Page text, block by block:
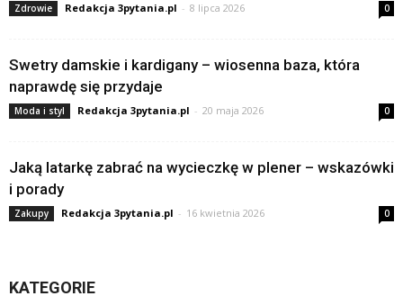
Zdrowie Redakcja 3pytania.pl - 8 lipca 2026 0
Swetry damskie i kardigany – wiosenna baza, która
naprawdę się przydaje
Moda i styl Redakcja 3pytania.pl - 20 maja 2026 0
Jaką latarkę zabrać na wycieczkę w plener – wskazówki
i porady
Zakupy Redakcja 3pytania.pl - 16 kwietnia 2026 0
KATEGORIE